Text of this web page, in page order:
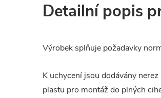
Detailní popis
Výrobek splňuje požadavky
K uchycení jsou dodávány
plastu pro montáž do plných